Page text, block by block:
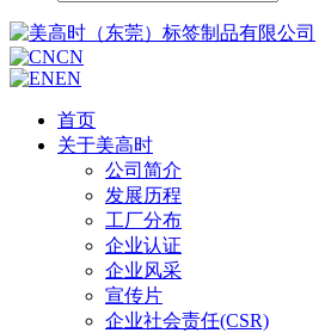
CN
EN
首页
关于美高时
公司简介
发展历程
工厂分布
企业认证
企业风采
宣传片
企业社会责任(CSR)